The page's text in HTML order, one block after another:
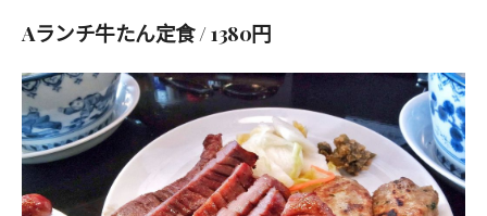
Aランチ牛たん定食 / 1380円